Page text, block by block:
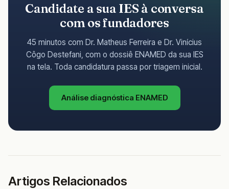
Candidate a sua IES à conversa
com os fundadores
45 minutos com Dr. Matheus Ferreira e Dr. Vinícius
Côgo Destefani, com o dossiê ENAMED da sua IES
na tela. Toda candidatura passa por triagem inicial.
Análise diagnóstica ENAMED
Artigos Relacionados